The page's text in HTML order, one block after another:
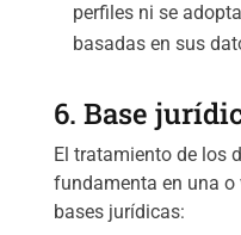
perfiles ni se
basadas en sus
6. Base
El tratamiento de los
fundamenta en una
bases jurídicas: